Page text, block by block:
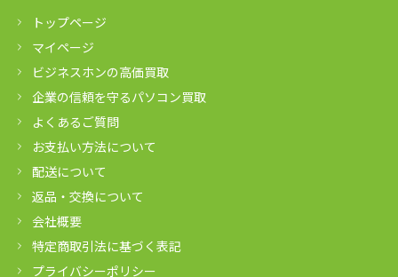
トップページ
マイページ
ビジネスホンの高価買取
企業の信頼を守るパソコン買取
よくあるご質問
お支払い方法について
配送について
返品・交換について
会社概要
特定商取引法に基づく表記
プライバシーポリシー